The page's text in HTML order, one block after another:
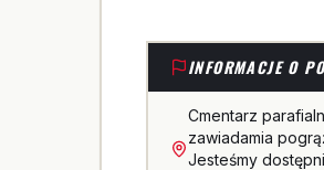
INFORMACJE O
Cmentarz
zawiadamia
Jesteśmy